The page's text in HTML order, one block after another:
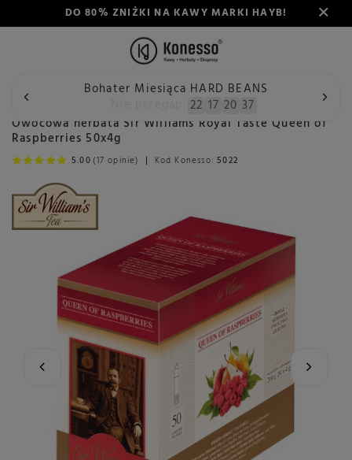
DO 80% ZNIŻKI NA KAWY MARKI HAYB!
Bohater Miesiąca HARD BEANS
22 17 20 37
Wstecz Konesso Herbata Rodzaj Herbata owocowa
Owocowa herbata Sir Williams Royal Taste Queen of
Raspberries 50x4g
5.00 (17 opinie) Kod Konesso:5022